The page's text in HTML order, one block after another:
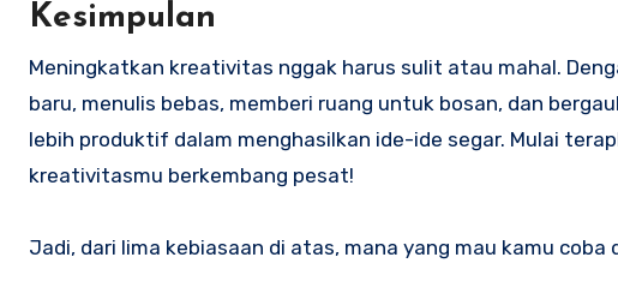
Kesimpulan
Meningkatkan kreativitas nggak harus sulit atau mahal.
baru, menulis bebas, memberi ruang untuk bosan, dan
lebih produktif dalam menghasilkan ide-ide segar. Mulai
kreativitasmu berkembang pesat!
Jadi, dari lima kebiasaan di atas, mana yang mau kamu coba